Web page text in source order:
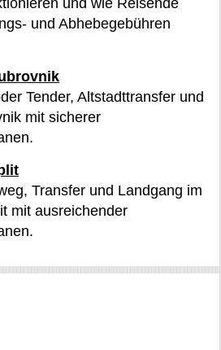
und Abhebegebühren
Tender, Altstadttransfer und
mit sicherer
Transfer und Landgang im
mit ausreichender